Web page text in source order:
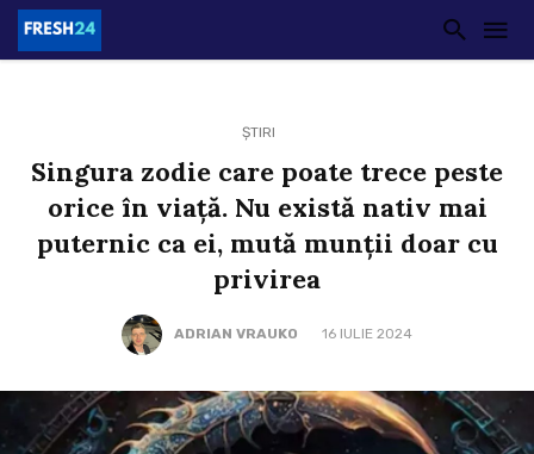
ȘTIRI
Singura zodie care poate trece peste
orice în viață. Nu există nativ mai
puternic ca ei, mută munții doar cu
privirea
ADRIAN VRAUKO 16 IULIE 2024